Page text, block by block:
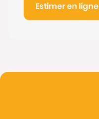
Estimer en ligne